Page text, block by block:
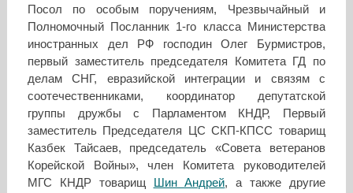
Посол по особым поручениям, Чрезвычайный и
Полномочный Посланник 1-го класса Министерства
иностранных дел РФ господин Олег Бурмистров,
первый заместитель председателя Комитета ГД по
делам СНГ, евразийской интеграции и связям с
соотечественниками, координатор депутатской
группы дружбы с Парламентом КНДР, Первый
заместитель Председателя ЦС СКП-КПСС товарищ
Казбек Тайсаев, председатель «Совета ветеранов
Корейской Войны», член Комитета руководителей
МГС КНДР товарищ
Шин Андрей, а также другие